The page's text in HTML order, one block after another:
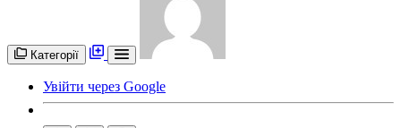
Категорії
Увійти через Google